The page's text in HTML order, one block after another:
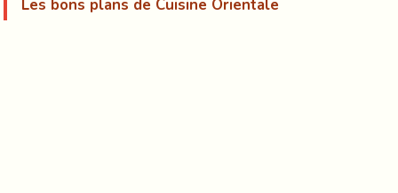
Les bons plans de Cuisine Orientale